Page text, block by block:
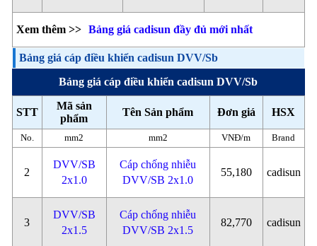
Xem thêm >> Bảng giá cadisun đầy đủ mới nhất
Bảng giá cáp điều khiển cadisun DVV/Sb
Bảng giá cáp điều khiển cadisun DVV/Sb
STT
Mã sản
phẩm
Tên Sản phẩm Đơn giá HSX
No. mm2 mm2 VNĐ/m Brand
2
DVV/SB
2x1.0
Cáp chống nhiễu
DVV/SB 2x1.0
55,180 cadisun
3
DVV/SB
2x1.5
Cáp chống nhiễu
DVV/SB 2x1.5
82,770 cadisun